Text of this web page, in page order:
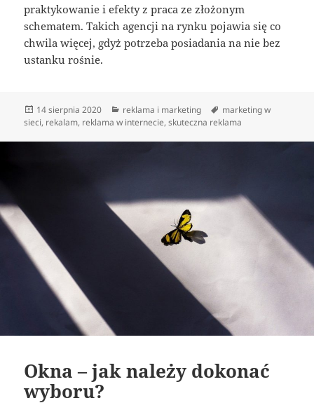
praktykowanie i efekty z praca ze złożonym
schematem. Takich agencji na rynku pojawia się co
chwila więcej, gdyż potrzeba posiadania na nie bez
ustanku rośnie.
Data
publikacji
14 sierpnia 2020 Kategorie
reklama i marketing Tagi
marketing w
sieci, rekalam, reklama w internecie,skuteczna reklama
Okna – jak należy dokonać
wyboru?